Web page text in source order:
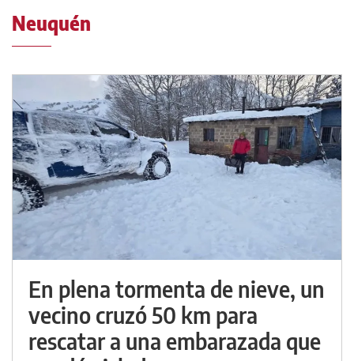
Neuquén
En plena tormenta de nieve, un
vecino cruzó 50 km para
rescatar a una embarazada que